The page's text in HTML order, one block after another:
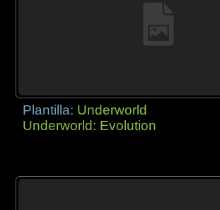
Plantilla: Underworld
Underworld: Evolution